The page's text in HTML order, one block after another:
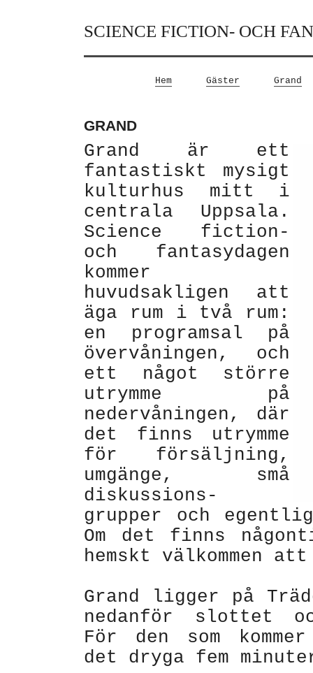
SCIENCE FICTION- OCH
Hem Gäster Grand
GRAND
Grand är ett
fantastiskt mysigt
kulturhus mitt i
centrala Uppsala.
Science fiction-
och fantasydagen
kommer
huvudsakligen att
äga rum i två rum:
en programsal på
övervåningen, och
ett något större
utrymme på
nedervåningen, där
det finns utrymme
för försäljning,
umgänge, små
diskussions-
grupper och
Om det finns
hemskt välkommen
Grand ligger på
nedanför slottet
För den som
det dryga fem